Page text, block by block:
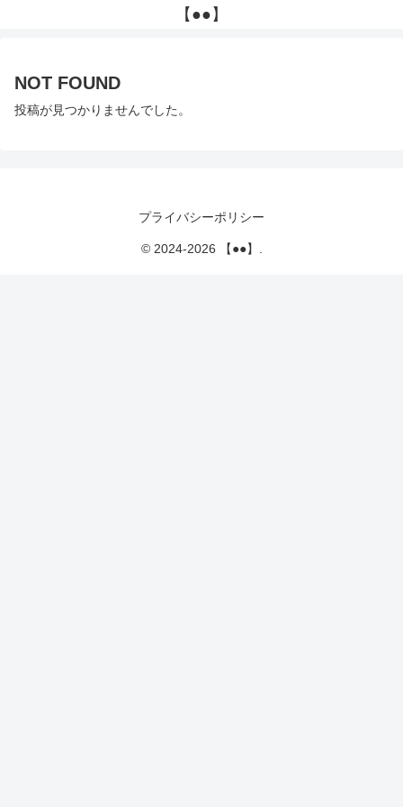
【●●】
NOT FOUND
投稿が見つかりませんでした。
プライバシーポリシー
© 2024-2026 【●●】.